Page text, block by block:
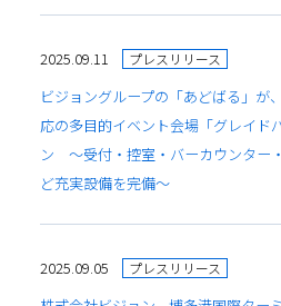
2025.09.11 プレスリリース
ビジョングループの「あどばる」が
応の多目的イベント会場「グレイド
ン ～受付・控室・バーカウンター
ど充実設備を完備～
2025.09.05 プレスリリース